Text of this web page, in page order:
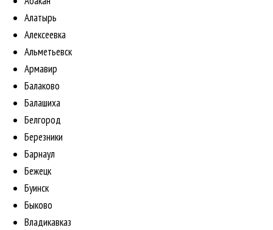
Алатырь
Алексеевка
Альметьевск
Армавир
Балаково
Балашиха
Белгород
Березники
Барнаул
Бежецк
Буинск
Быково
Владикавказ